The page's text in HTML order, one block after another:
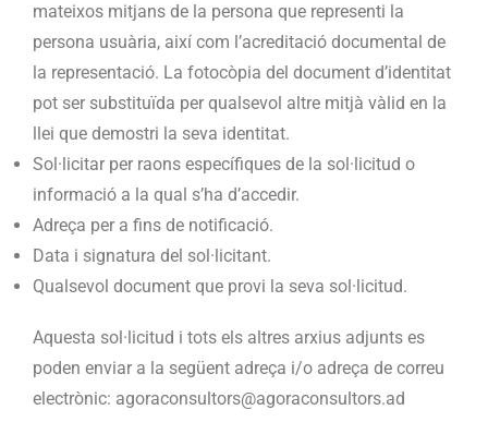
mateixos mitjans de la persona que representi la
persona usuària, així com l’acreditació documental de
la representació. La fotocòpia del document d’identitat
pot ser substituïda per qualsevol altre mitjà vàlid en la
llei que demostri la seva identitat.
Sol·licitar per raons específiques de la sol·licitud o
informació a la qual s’ha d’accedir.
Adreça per a fins de notificació.
Data i signatura del sol·licitant.
Qualsevol document que provi la seva sol·licitud.
Aquesta sol·licitud i tots els altres arxius adjunts es
poden enviar a la següent adreça i/o adreça de correu
electrònic: agoraconsultors@agoraconsultors.ad